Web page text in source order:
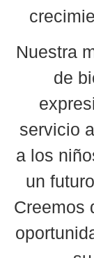
Nuestra
de
servicio
a los
un
Creemos